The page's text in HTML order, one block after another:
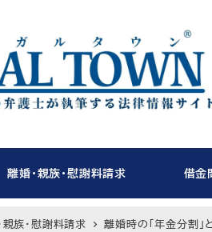
離婚・親族・慰謝料請求 借金
親族・慰謝料請求 離婚時の「年金分割